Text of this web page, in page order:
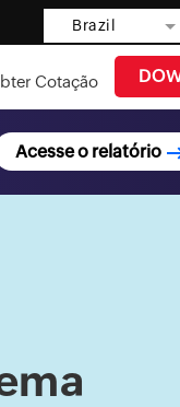
Brazil
Cotação
Acesse o relatório